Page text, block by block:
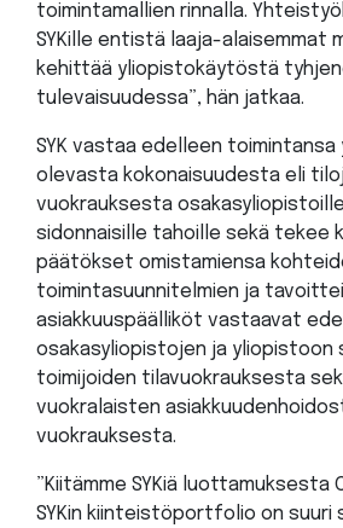
toimintamallien rinnalla.
SYKille entistä laaja-alaisemmat
kehittää yliopistokäytöstä
tulevaisuudessa”, hän jatkaa.
SYK vastaa edelleen toimintansa
olevasta kokonaisuudesta eli
vuokrauksesta
sidonnaisille tahoille sekä tekee
päätökset omistamiensa
toimintasuunnitelmien ja
asiakkuuspäälliköt vastaavat
osakasyliopistojen ja yliopistoon
toimijoiden tilavuokrauksesta
vuokralaisten
vuokrauksesta.
”Kiitämme SYKiä luottamuksesta
SYKin kiinteistöportfolio on suuri